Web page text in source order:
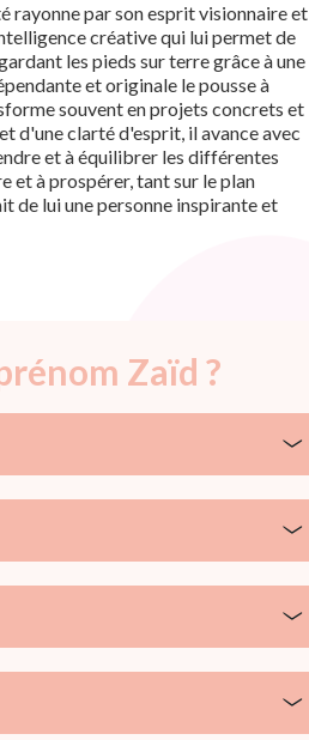
rayonne par son esprit visionnaire et
créative qui lui permet de
les pieds sur terre grâce à une
et originale le pousse à
souvent en projets concrets et
d'une clarté d'esprit, il avance avec
et à équilibrer les différentes
et à prospérer, tant sur le plan
de lui une personne inspirante et
Zaïd ?